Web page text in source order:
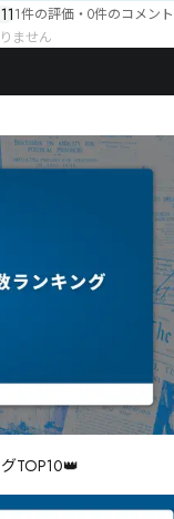
111件の評価 ・ 0件のコメント
ません
TOP10👑